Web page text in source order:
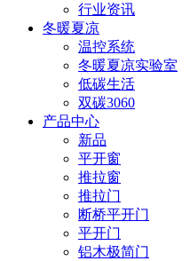
行业资讯
冬暖夏凉
温控系统
冬暖夏凉实验室
低碳生活
双碳3060
产品中心
新品
平开窗
推拉窗
推拉门
断桥平开门
平开门
铝木极简门